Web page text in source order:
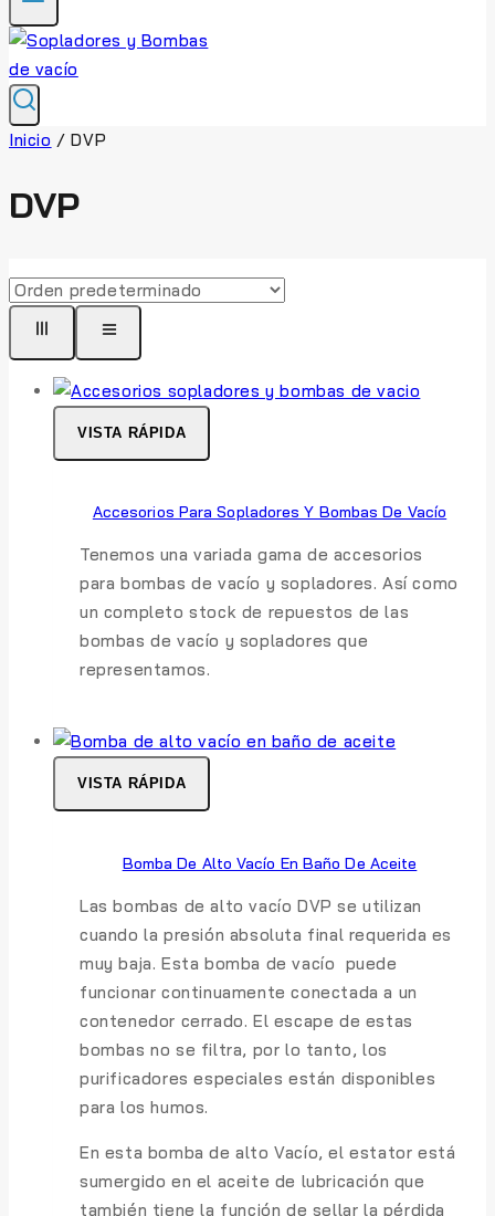
Inicio / DVP
DVP
VISTA RÁPIDA
Accesorios Para Sopladores Y Bombas De Vacío
Tenemos una variada gama de accesorios
para bombas de vacío y sopladores. Así como
un completo stock de repuestos de las
bombas de vacío y sopladores que
representamos.
VISTA RÁPIDA
Bomba De Alto Vacío En Baño De Aceite
Las bombas de alto vacío DVP se utilizan
cuando la presión absoluta final requerida es
muy baja. Esta bomba de vacío puede
funcionar continuamente conectada a un
contenedor cerrado. El escape de estas
bombas no se filtra, por lo tanto, los
purificadores especiales están disponibles
para los humos.
En esta bomba de alto Vacío, el estator está
sumergido en el aceite de lubricación que
también tiene la función de sellar la pérdida